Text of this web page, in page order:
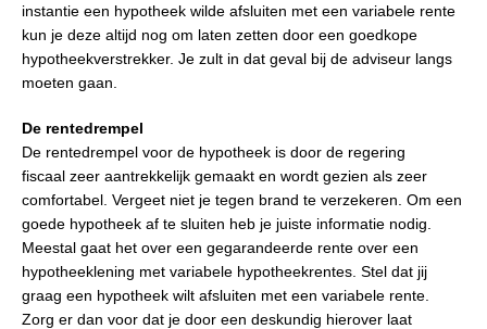
instantie een hypotheek wilde afsluiten met een variabele rente
kun je deze altijd nog om laten zetten door een goedkope
hypotheekverstrekker. Je zult in dat geval bij de adviseur langs
moeten gaan.
De rentedrempel
De rentedrempel voor de hypotheek is door de regering
fiscaal zeer aantrekkelijk gemaakt en wordt gezien als zeer
comfortabel. Vergeet niet je tegen brand te verzekeren. Om een
goede hypotheek af te sluiten heb je juiste informatie nodig.
Meestal gaat het over een gegarandeerde rente over een
hypotheeklening met variabele hypotheekrentes. Stel dat jij
graag een hypotheek wilt afsluiten met een variabele rente.
Zorg er dan voor dat je door een deskundig hierover laat